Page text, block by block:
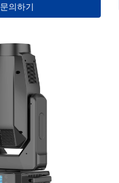
문의하기